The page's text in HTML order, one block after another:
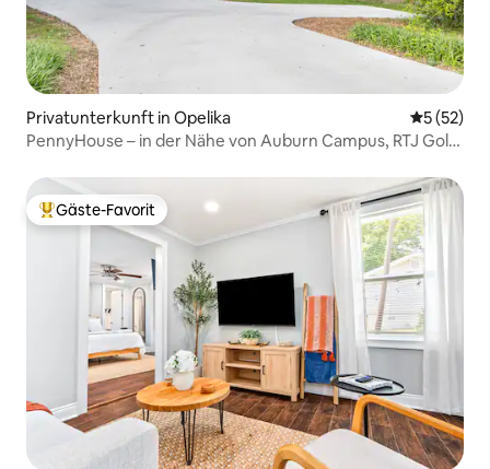
Privatunterkunft in Opelika
5 (52)
PennyHouse – in der Nähe von Auburn Campus, RTJ Golf,
Beliebter Gäste-Favorit.
Gäste-Favorit